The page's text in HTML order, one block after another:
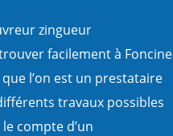
zingueur
facilement à Foncine
l’on est un prestataire
travaux possibles
compte d’un